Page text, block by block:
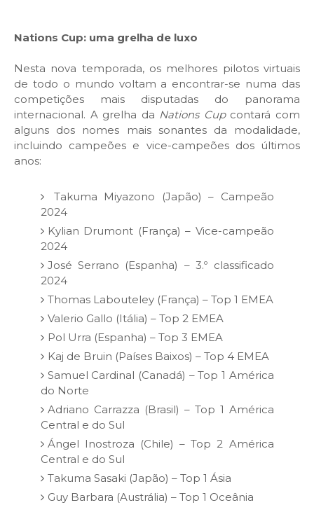
Nations Cup: uma grelha de luxo
Nesta nova temporada, os melhores pilotos virtuais
de todo o mundo voltam a encontrar-se numa das
competições mais disputadas do panorama
internacional. A grelha da Nations Cupcontará com
alguns dos nomes mais sonantes da modalidade,
incluindo campeões e vice-campeões dos últimos
anos:
Takuma Miyazono (Japão) – Campeão
2024
Kylian Drumont (França) – Vice-campeão
2024
José Serrano (Espanha) – 3.º classificado
2024
Thomas Labouteley (França) – Top 1 EMEA
Valerio Gallo (Itália) – Top 2 EMEA
Pol Urra (Espanha) – Top 3 EMEA
Kaj de Bruin (Países Baixos) – Top 4 EMEA
Samuel Cardinal (Canadá) – Top 1 América
do Norte
Adriano Carrazza (Brasil) – Top 1 América
Central e do Sul
Ángel Inostroza (Chile) – Top 2 América
Central e do Sul
Takuma Sasaki (Japão) – Top 1 Ásia
Guy Barbara (Austrália) – Top 1 Oceânia